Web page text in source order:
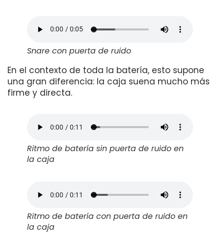
Snare con puerta de ruido
En el contexto de toda la batería, esto supone
una gran diferencia: la caja suena mucho más
firme y directa.
Ritmo de batería sin puerta de ruido en
la caja
Ritmo de batería con puerta de ruido en
la caja